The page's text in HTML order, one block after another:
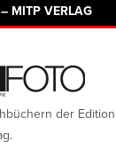
MITP VERLAG
der Edition